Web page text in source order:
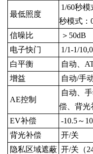
最低照度
1/60秒
秒模式：
信噪比
＞50dB
电子快门
1/1-1/
白平衡
自动、
增益
自动/手
AE控制
自动、
偿、背光
EV补偿
-10.5～
背光补偿
开/关
隐私区域遮蔽 开/关（